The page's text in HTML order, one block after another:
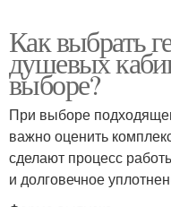
Как выбрать
душевых
выборе?
При выборе
важно оценить
сделают процесс
и долговечное